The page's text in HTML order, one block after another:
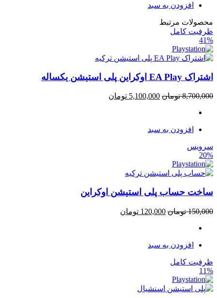
افزودن به سبد
محصولات مرتبط
ظرفیت کامل
41%
اشتراک EA Play اوکراین پلی استیشن یکساله
8,700,000 تومان 5,100,000 تومان
افزودن به سبد
سرویس
20%
ساخت حساب پلی استیشن اوکراین
150,000 تومان 120,000 تومان
افزودن به سبد
ظرفیت کامل
11%